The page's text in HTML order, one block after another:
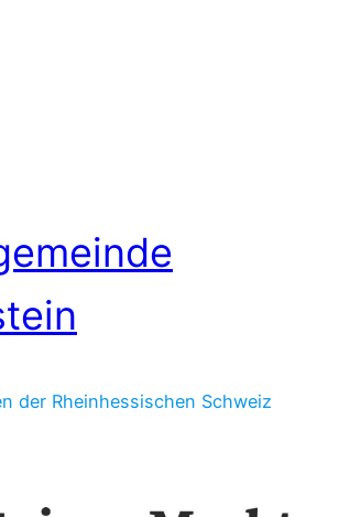
der Rheinhessischen Schweiz